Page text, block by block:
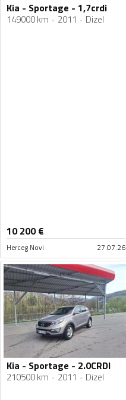
Kia - Sportage - 1,7crdi
149000 km 2011 Dizel
10 200€
Herceg Novi 27.07.26
Kia - Sportage - 2.0CRDI
210500 km 2011 Dizel